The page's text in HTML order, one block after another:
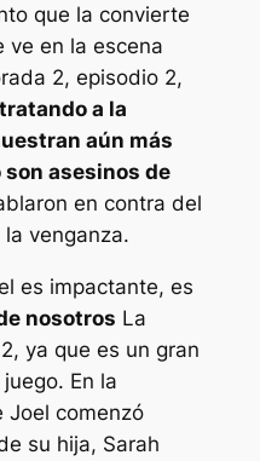
que la convierte
ve en la escena
2, episodio 2,
a la
aún más
asesinos de
en contra del
venganza.
es impactante, es
nosotros La
ya que es un gran
En la
Joel comenzó
su hija, Sarah